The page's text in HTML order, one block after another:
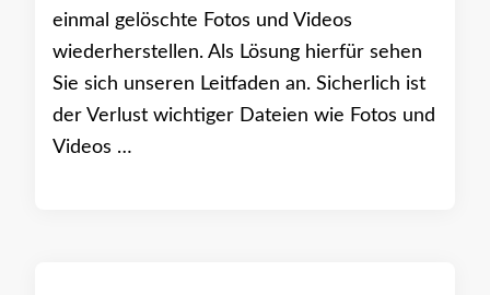
einmal gelöschte Fotos und Videos
wiederherstellen. Als Lösung hierfür sehen
Sie sich unseren Leitfaden an. Sicherlich ist
der Verlust wichtiger Dateien wie Fotos und
Videos …